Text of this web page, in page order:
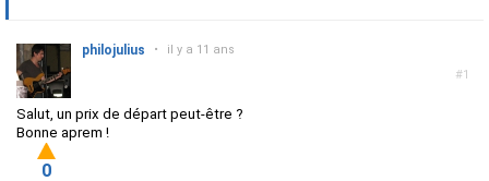
#1
philojulius • il y a 11 ans
Salut, un prix de départ peut-être ?
Bonne aprem !
0